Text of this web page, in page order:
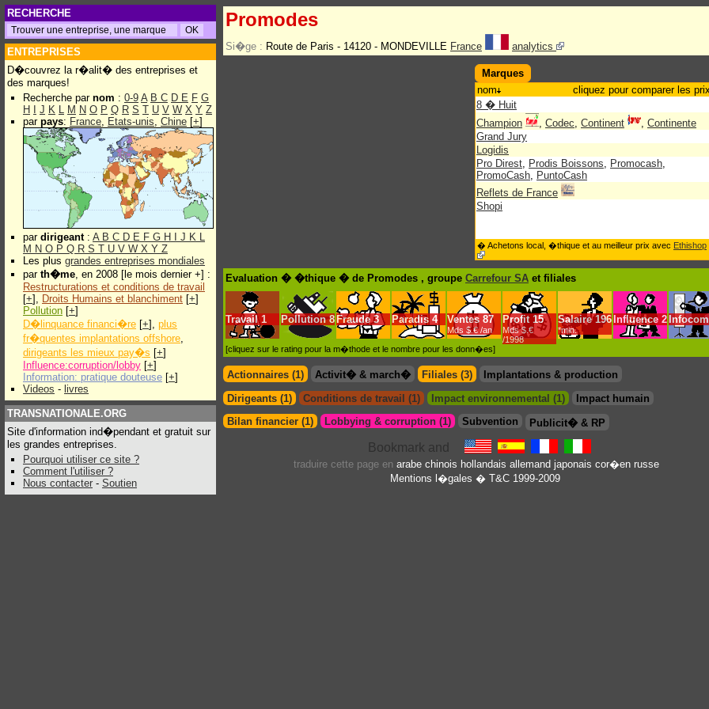
RECHERCHE
ENTREPRISES
D�couvrez la r�alit� des entreprises et
des marques!
Recherche par nom : 0-9 A B C D E F G
H
J K L M N O P Q R S T U V W X Y Z
par pays: France, Etats-unis, Chine [+]
par dirigeant: A B C D E F G H J K L
M N O P Q R S T U V W X Y Z
Les plus grandes entreprises mondiales
par th�me, en 2008 [le mois dernier +] :
Restructurations et conditions de travail
[+], Droits Humains et blanchiment [+]
Pollution [+]
D�linquance financi�re [+], plus
fr�quentes implantations offshore,
dirigeants les mieux pay�s [+]
Influence:corruption/lobby [+]
Information: pratique douteuse [+]
Videos - livres
TRANSNATIONALE.ORG
Site d'information ind�pendant et gratuit sur
les grandes entreprises.
Pourquoi utiliser ce site ?
Comment l'utiliser ?
Nous contacter - Soutien
Promodes
Si�ge : Route de Paris - 14120 - MONDEVILLE France analytics
Marques
nom
cliquez pour comparer les
8 � Huit
Champion
, Codec, Continent , Continente
Grand Jury
Logidis
Pro Direst, Prodis Boissons, Promocash,
PromoCash, PuntoCash
Reflets de France
Shopi
� Achetons local, �thique et au meilleur prix avec Ethishop
Evaluation � �thique � de Promodes , groupe Carrefour SA et filiales
Travail 1 Pollution 8 Fraude 3 Paradis 4 Ventes 87
Mds $.€ /an
Profit 15
Mds $.€
/1998
Salaire 196
*min.
Influence 2 Infocom
[cliquez sur le rating pour la m�thode et le nombre pour les donn�es]
Actionnaires (1) Activit� & march� Filiales (3)
Implantations & production
Dirigeants (1)
Conditions de travail (1) Impact environnemental (1)
Impact humain
Bilan financier (1)
Lobbying & corruption (1) Subvention Publicit� & RP
traduire cette page en arabe chinois hollandais allemand japonais cor�en russe
Mentions l�gales � T&C 1999-2009